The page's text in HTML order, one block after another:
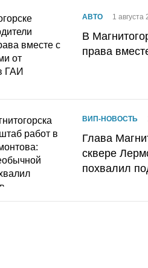
АВТО 1 августа
В
права
ВИП-НОВОСТЬ
Глава
сквере
похвалил